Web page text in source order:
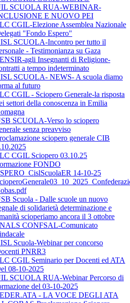
SCUOLA RUA-WEBINAR-
E NUOVO PEI
CGIL-Elezione Assemblea Nazionale
"Fondo Espero"
SCUOLA-Incontro per tutto il
- Testimonianza su Gaza
agli Insegnanti di Religione-
a tempo indeterminato
SCUOLA- NEWS- A scuola diamo
al futuro
CGIL - Sciopero Generale-la risposta
settori della conoscenza in Emilia
SCUOLA-Verso lo sciopero
senza preavviso
sciopero generale CIB
CGIL Sciopero 03.10.25
FONDO
14-10-25
Scuola - Dalle scuole un nuovo
di solidarietà determinazione e
scioperiamo ancora il 3 ottobre
CONFSAL-Comunicato
Scuola-Webinar per concorso
PNRR3
CGIL Seminario per Docenti ed ATA
08-10-2025
SCUOLA RUA-Webinar Percorso di
del 03-10-2025
- LA VOCE DEGLI ATA